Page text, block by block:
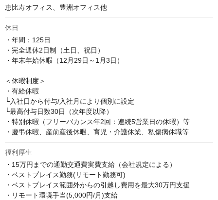
恵比寿オフィス、豊洲オフィス他
休日
・年間：125日
・完全週休2日制（土日、祝日）
・年末年始休暇（12月29日～1月3日）
＜休暇制度＞
・有給休暇
└入社日から付与/入社月により個別に設定
└最高付与日数30日（次年度以降）
・特別休暇（フリーバカンス年2回：連続5営業日の休暇）等
・慶弔休暇、産前産後休暇、育児・介護休業、私傷病休職等
福利厚生
・15万円までの通勤交通費実費支給（会社規定による）
・ベストプレイス勤務(リモート勤務可)
・ベストプレイス範囲外からの引越し費用を最大30万円支援
・リモート環境手当(5,000円/月)支給